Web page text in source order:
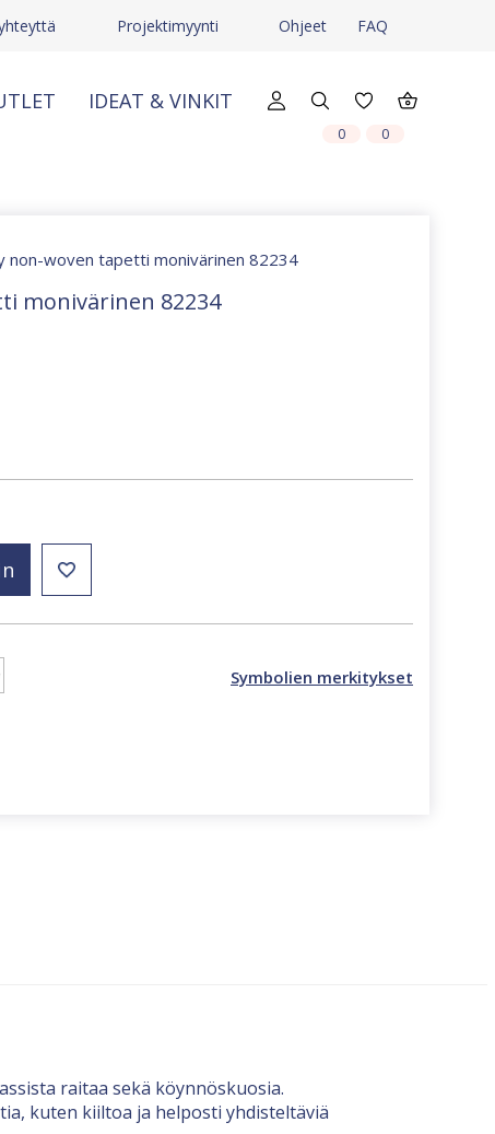
Projektimyynti Ohjeet FAQ
IDEAT & VINKIT
0 0
non-woven tapetti monivärinen 82234
monivärinen 82234
Symbolien merkitykset
raitaa sekä köynnöskuosia.
kuten kiiltoa ja helposti yhdisteltäviä